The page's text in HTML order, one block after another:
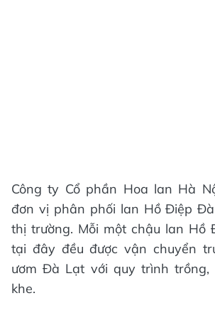
Công ty Cổ phần Hoa lan Hà
đơn vị phân phối lan Hồ Điệp
thị trường. Mỗi một chậu lan Hồ
tại đây đều được vận chuyển
ươm Đà Lạt với quy trình trồng,
khe.